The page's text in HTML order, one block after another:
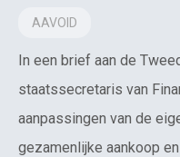
AAVOID
In een brief aan de
staatssecretaris van
aanpassingen van de
gezamenlijke aankoop